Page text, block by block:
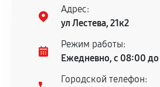
нормальной эксплуатации в
гарантийного срока.
Несоответствие
техническим
Адрес:
ул Лестева, 21к2
Режим работы:
Ежедневно, с 08:00
Городской телефон: